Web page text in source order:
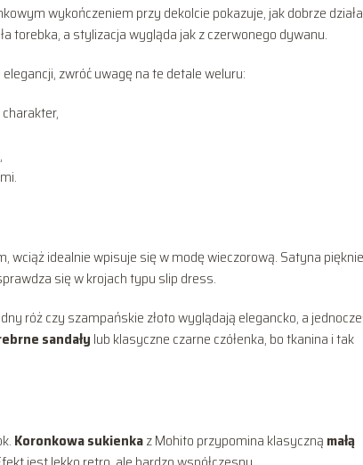
wykończeniem przy dekolcie pokazuje, jak dobrze
torebka, a stylizacja wygląda jak z czerwonego dywanu.
zwróć uwagę na te detale weluru:
wciąż idealnie wpisuje się w modę wieczorową. Satyna pięknie
się w krojach typu slip dress.
róż czy szampańskie złoto wyglądają elegancko, a
sandały lub klasyczne czarne czółenka, bo tkanina i tak
Koronkowa sukienkaz Mohito przypomina klasyczną małą